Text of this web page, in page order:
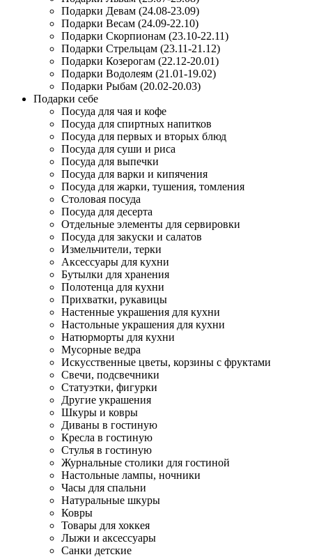
Подарки Девам (24.08-23.09)
Подарки Весам (24.09-22.10)
Подарки Скорпионам (23.10-22.11)
Подарки Стрельцам (23.11-21.12)
Подарки Козерогам (22.12-20.01)
Подарки Водолеям (21.01-19.02)
Подарки Рыбам (20.02-20.03)
Подарки себе
Посуда для чая и кофе
Посуда для спиртных напитков
Посуда для первых и вторых блюд
Посуда для суши и риса
Посуда для выпечки
Посуда для варки и кипячения
Посуда для жарки, тушения, томления
Столовая посуда
Посуда для десерта
Отдельные элементы для сервировки
Посуда для закуски и салатов
Измельчители, терки
Аксессуары для кухни
Бутылки для хранения
Полотенца для кухни
Прихватки, рукавицы
Настенные украшения для кухни
Настольные украшения для кухни
Натюрморты для кухни
Мусорные ведра
Искусственные цветы, корзины с фруктами
Свечи, подсвечники
Статуэтки, фигурки
Другие украшения
Шкуры и ковры
Диваны в гостиную
Кресла в гостиную
Стулья в гостиную
Журнальные столики для гостиной
Настольные лампы, ночники
Часы для спальни
Натуральные шкуры
Ковры
Товары для хоккея
Лыжи и аксессуары
Санки детские